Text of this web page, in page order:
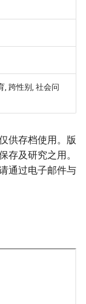
, 跨性别, 社会问
供存档使用。版
存及研究之用。
通过电子邮件与